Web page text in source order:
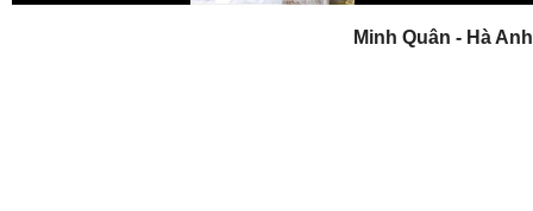
Minh Quân - Hà Anh